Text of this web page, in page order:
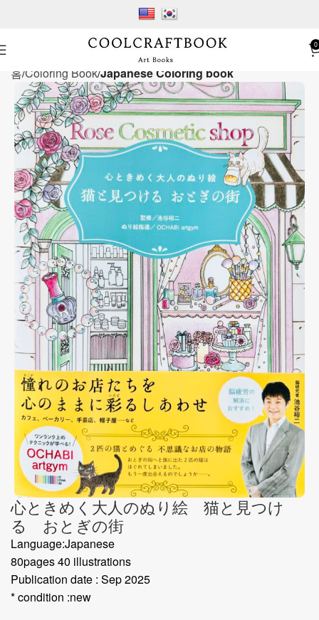
0
홈 Coloring BookJapanese Coloring book
心ときめく大人のぬり絵 猫と見つけ
る おとぎの街
Language:Japanese
80pages 40 illustrations
Publication date : Sep 2025
* condition :new